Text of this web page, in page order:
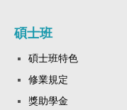
碩士班
碩士班特色
修業規定
獎助學金